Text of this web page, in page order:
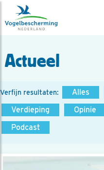
Actueel
Verfijn resultaten: Alles
Verdieping
Opinie
Podcast